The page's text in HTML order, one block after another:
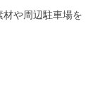
や周辺駐車場を